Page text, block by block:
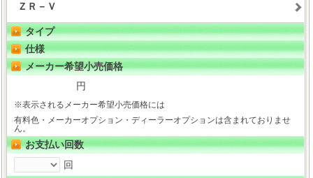
ＺＲ－Ｖ
タイプ
仕様
メーカー希望小売価格
円
※表示されるメーカー希望小売価格には
有料色・メーカーオプション・ディーラーオプションは含まれておりませ
ん。
お支払い回数
回